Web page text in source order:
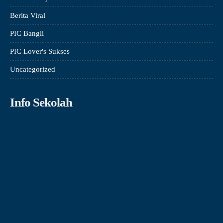
Berita Viral
PIC Bangli
PIC Lover's Sukses
Uncategorized
Info Sekolah